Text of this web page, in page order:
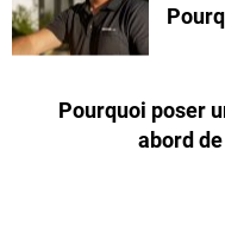
Pourquoi poser
abord